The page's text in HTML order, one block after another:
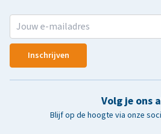
Inschrijven
Volg je ons
Blijf op de hoogte via onze